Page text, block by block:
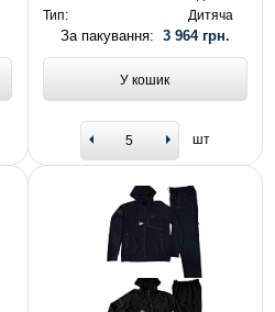
Тип:
Дитяча
За пакування: 3 964 грн.
У кошик
шт